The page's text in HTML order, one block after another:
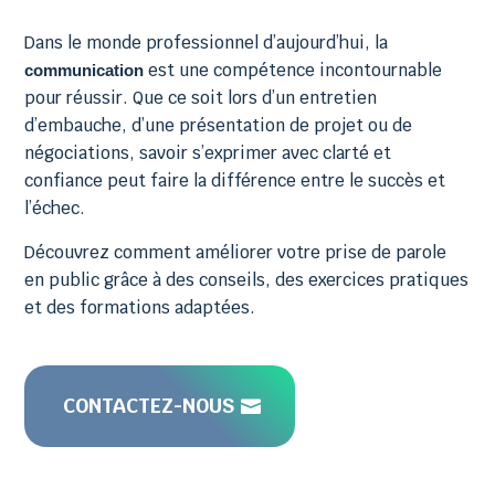
Dans le monde professionnel d’aujourd’hui, la
communicationest une compétence incontournable
pour réussir. Que ce soit lors d’un entretien
d’embauche, d’une présentation de projet ou de
négociations, savoir s’exprimer avec clarté et
confiance peut faire la différence entre le succès et
l’échec.
Découvrez comment améliorer votre prise de parole
en public grâce à des conseils, des exercices pratiques
et des formations adaptées.
CONTACTEZ-NOUS